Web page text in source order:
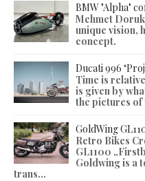
BMW "Alpha"
Mehmet
unique vision,
concept.
Ducati 996
Time is
is given by
the pictures of
GoldWing
Retro Bikes
GL1100
Goldwing is a
trans...